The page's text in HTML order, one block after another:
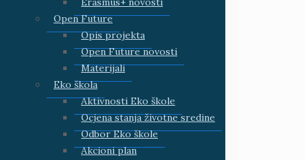
Open Future
Opis projekta
Open Future novosti
Materijali
Eko škola
Aktivnosti Eko škole
Ocjena stanja životne sredine
Odbor Eko škole
Akcioni plan